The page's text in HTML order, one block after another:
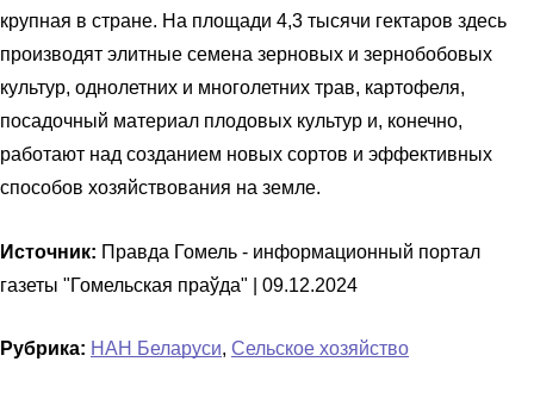
крупная в стране. На площади 4,3 тысячи гектаров здесь
производят элитные семена зерновых и зернобобовых
культур, однолетних и многолетних трав, картофеля,
посадочный материал плодовых культур и, конечно,
работают над созданием новых сортов и эффективных
способов хозяйствования на земле.
Источник: Правда Гомель - информационный портал
газеты "Гомельская праўда" | 09.12.2024
Рубрика: НАН Беларуси, Сельское хозяйство